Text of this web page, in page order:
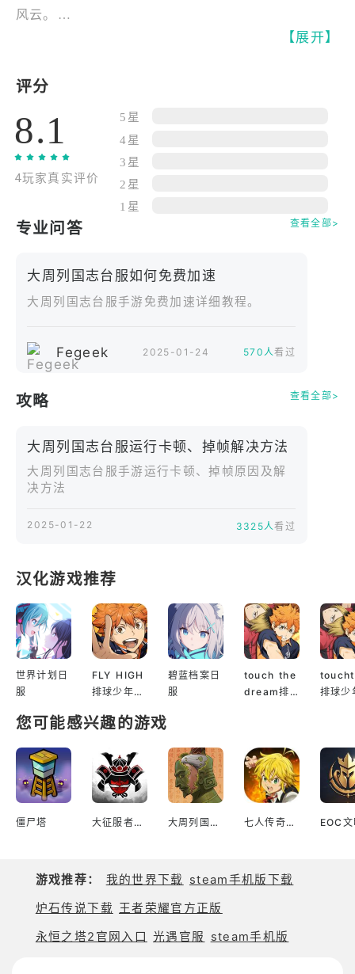
风云。
从礼乐崩坏到诸侯争霸，时代变迁在画卷中缓缓展
城市疆域人物势力皆随历史推进而变化。
* 列国并立的战略选择。
玩家可选择不同诸侯国开启征程。
内修政令外御强敌，在外交征战与改革中抉择未来。
每一次决策都会影响国家命运与历史走向。
* 多维度国政系统。
处理内乱叛变与权力博弈，维系国家稳定。
真实还原诸侯会盟变法兴衰与大战关键节点。
玩家可亲历历史亦可改写结局。
结合战略模拟与历史叙事。
在文字与系统交织中感受权谋与理想的碰撞。
一步步书写属于你的列国史诗。
【展开】
评分
8.1
4玩家真实评价
5星
4星
3星
2星
1星
专业问答 查看全部>
大周列国志台服如何免费加速
大周列国志台服手游免费加速详细教程。
Fegeek 2025-01-24 570人看过
攻略 查看全部>
大周列国志台服运行卡顿、掉帧解决方法
大周列国志台服手游运行卡顿、掉帧原因及解
决方法
2025-01-22 3325人看过
汉化游戏推荐
世界计划日
服
FLY HIGH
排球少年日
碧蓝档案日
服
touch the
dream排
排球少
您可能感兴趣的游戏
僵尸塔 大征服者2战国时代传奇幕府将军 大周列国志台服 七人传奇光与暗之交战
游戏推荐： 我的世界下载 steam手机版下载
炉石传说下载 王者荣耀官方正版
永恒之塔2官网入口 光遇官服 steam手机版